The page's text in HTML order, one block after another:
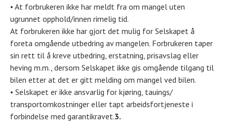
• At forbrukeren ikke har meldt fra om mangel uten
ugrunnet opphold/innen rimelig tid.
At forbrukeren ikke har gjort det mulig for Selskapet å
foreta omgående utbedring av mangelen. Forbrukeren taper
sin rett til å kreve utbedring, erstatning, prisavslag eller
heving m.m., dersom Selskapet ikke gis omgående tilgang til
bilen etter at det er gitt melding om mangel ved bilen.
• Selskapet er ikke ansvarlig for kjøring, tauings/
transportomkostninger eller tapt arbeidsfortjeneste i
forbindelse med garantikravet.3.